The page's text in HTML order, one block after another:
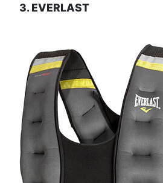
3. EVERLAST